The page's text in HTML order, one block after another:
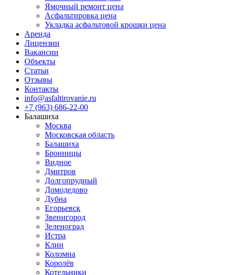
Ямочный ремонт цена
Асфальтировка цена
Укладка асфальтовой крошки цена
Аренда
Лицензии
Вакансии
Объекты
Статьи
Отзывы
Контакты
info@asfaltirovanie.ru
+7 (963) 686-22-00
Балашиха
Москва
Московская область
Балашиха
Бронницы
Видное
Дмитров
Долгопрудный
Домодедово
Дубна
Егорьевск
Звенигород
Зеленоград
Истра
Клин
Коломна
Королёв
Котельники